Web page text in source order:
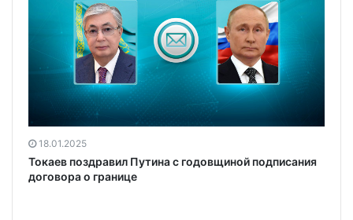
18.01.2025
Токаев поздравил Путина с годовщиной подписания
договора о границе